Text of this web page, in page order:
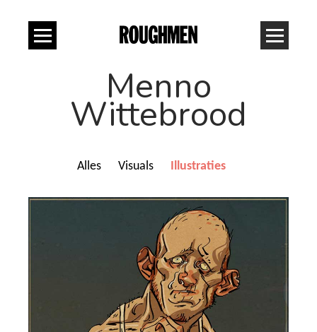
Menno
Wittebrood
Alles Visuals Illustraties